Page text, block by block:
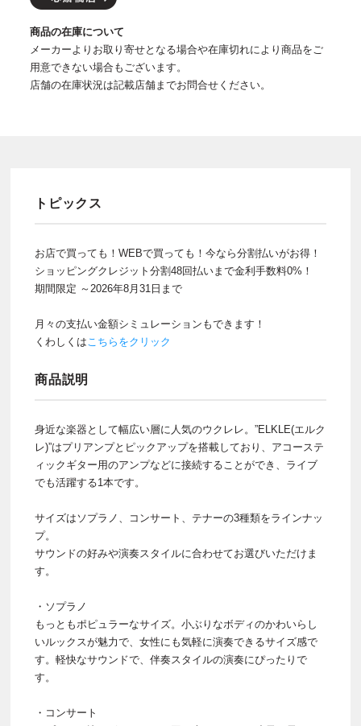
商品の在庫について
メーカーよりお取り寄せとなる場合や在庫切れにより商品をご
用意できない場合もございます。
店舗の在庫状況は記載店舗までお問合せください。
トピックス
お店で買っても！WEBで買っても！今なら分割払いがお得！
ショッピングクレジット分割48回払いまで金利手数料0%！
期間限定 ～2026年8月31日まで
月々の支払い金額シミュレーションもできます！
くわしくはこちらをクリック
商品説明
身近な楽器として幅広い層に人気のウクレレ。”ELKLE(エルク
レ)”はプリアンプとピックアップを搭載しており、アコーステ
ィックギター用のアンプなどに接続することができ、ライブ
でも活躍する1本です。
サイズはソプラノ、コンサート、テナーの3種類をラインナッ
プ。
サウンドの好みや演奏スタイルに合わせてお選びいただけま
す。
・ソプラノ
もっともポピュラーなサイズ。小ぶりなボディのかわいらし
いルックスが魅力で、女性にも気軽に演奏できるサイズ感で
す。軽快なサウンドで、伴奏スタイルの演奏にぴったりで
す。
・コンサート